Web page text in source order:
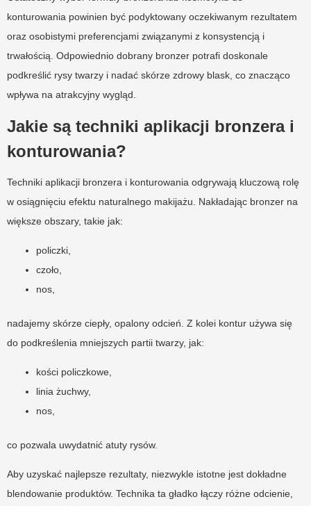
konturowania powinien być podyktowany oczekiwanym rezultatem
oraz osobistymi preferencjami związanymi z konsystencją i
trwałością. Odpowiednio dobrany bronzer potrafi doskonale
podkreślić rysy twarzy i nadać skórze zdrowy blask, co znacząco
wpływa na atrakcyjny wygląd.
Jakie są techniki aplikacji bronzera i
konturowania?
Techniki aplikacji bronzera i konturowania odgrywają kluczową rolę
w osiągnięciu efektu naturalnego makijażu. Nakładając bronzer na
większe obszary, takie jak:
policzki,
czoło,
nos,
nadajemy skórze ciepły, opalony odcień. Z kolei kontur używa się
do podkreślenia mniejszych partii twarzy, jak:
kości policzkowe,
linia żuchwy,
nos,
co pozwala uwydatnić atuty rysów.
Aby uzyskać najlepsze rezultaty, niezwykle istotne jest dokładne
blendowanie produktów. Technika ta gładko łączy różne odcienie,